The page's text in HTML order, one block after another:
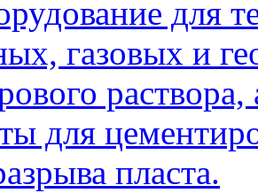
для
газовых и
для
пласта.